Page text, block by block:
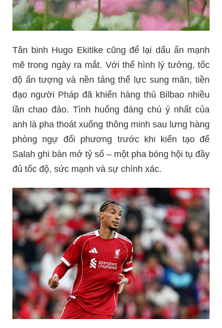
Tân binh Hugo Ekitike cũng để lại dấu ấn mạnh
mẽ trong ngày ra mắt. Với thể hình lý tưởng, tốc
độ ấn tượng và nền tảng thể lực sung mãn, tiền
đạo người Pháp đã khiến hàng thủ Bilbao nhiều
lần chao đảo. Tình huống đáng chú ý nhất của
anh là pha thoát xuống thông minh sau lưng hàng
phòng ngự đối phương trước khi kiến tạo để
Salah ghi bàn mở tỷ số – một pha bóng hội tụ đầy
đủ tốc độ, sức mạnh và sự chính xác.